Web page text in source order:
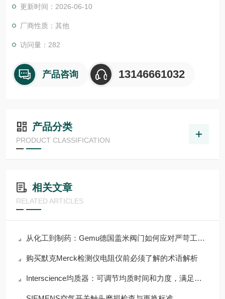
瑞 德国Disoric 光纤传感器
更新时间：2026-06-10
厂商性质：其他
访问量：282
产品咨询 13146661032
产品分类
PRODUCT CLASSIFICATION
相关文章
RELATED ARTICLES
从化工到制药：Gemu德国盖米阀门如何应对严苛工况挑战？
购买默克Merck检测仪电阻仪前必须了解的术语解析
Interscience均质器：可调节均质时间和力度，满足多样需求